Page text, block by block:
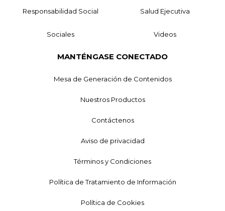
Responsabilidad Social Salud Ejecutiva
Sociales Videos
MANTÉNGASE CONECTADO
Mesa de Generación de Contenidos
Nuestros Productos
Contáctenos
Aviso de privacidad
Términos y Condiciones
Política de Tratamiento de Información
Política de Cookies